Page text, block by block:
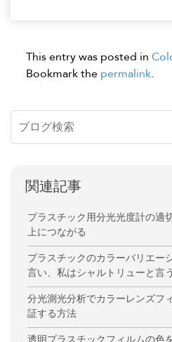
This entry was posted in
Bookmark the permalink.
関連記事
プラスチック用分光光度計の適
上につながる
プラスチックのカラーバリエー
言い、私はシャルトリューと言
分光測光分析でカラーレンズフ
証する方法